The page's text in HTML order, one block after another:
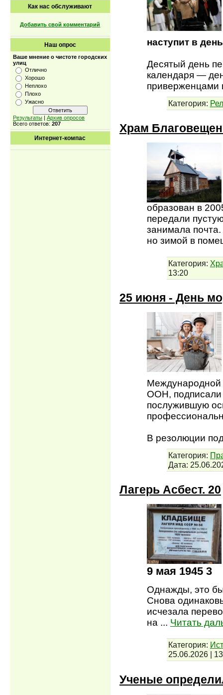
Как нас обслуживают
Добавить свой комментарий
Наш опрос
Ваше мнение о чистоте городских
улиц
Отлично
Хорошо
Неплохо
Плохо
Ужасно
Результаты | Архив опросов
Всего ответов: 207
Интернет-компас
наступит в
Десятый день
календаря —
Категория:
Храм
образован в
передали
занимала
но зимой в
Категория:
13:20
25 июня - День
Международной
ООН,
послужившую
В резолюции
Категория:
Дата:
Лагерь Асбест. 20
9 мая 1945 3
Однажды, это
Снова
исчезала
на ... Читать
Категория:
25.06.2026 |
Ученые